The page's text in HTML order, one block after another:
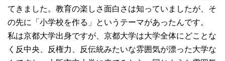
てきました。教育の楽しさ面白さは知っていましたが、そ
の先に「小学校を作る」というテーマがあったんです。
私は京都大学出身ですが、京都大学は大学全体にどことな
く反中央、反権力、反伝統みたいな雰囲気が漂った大学な